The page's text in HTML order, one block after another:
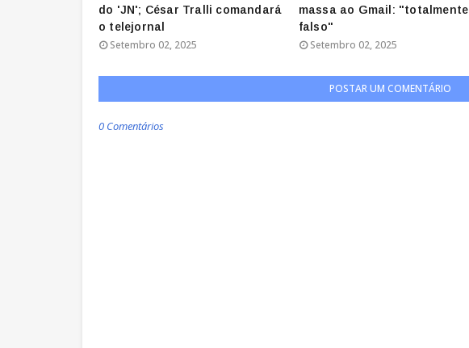
do 'JN'; César Tralli comandará
o telejornal
Setembro 02, 2025
massa ao Gmail: "totalmente
falso"
Setembro 02, 2025
POSTAR UM COMENTÁRIO
0 Comentários